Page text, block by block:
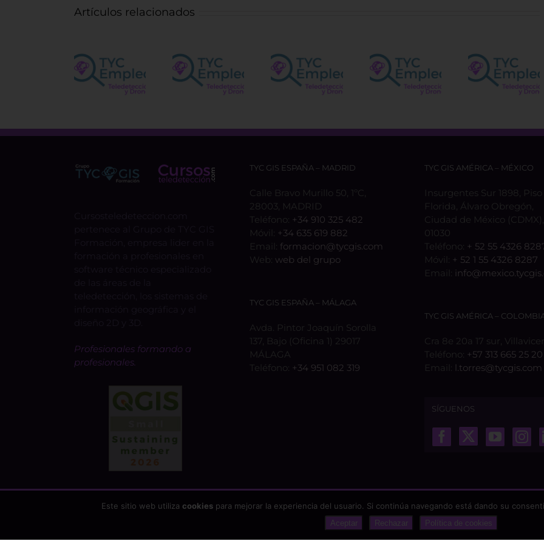
Artículos relacionados
Ingeniero
control
obra
Operador
de
Ingeniero/a
Agrícola
Spatial
Technical
para el
Centro
Profesionales formando a
profesionales.
TYC GIS ESPAÑA – MADRID
Calle Bravo Murillo 50, 1ºC,
28003, MADRID
Teléfono: +34 910 325 482
Móvil: +34 635 619 882
Email: formacion@tycgis.com
Web: web del grupo
TYC GIS ESPAÑA – MÁLAGA
Avda. Pintor Joaquín Sorolla
137, Bajo (Oficina 1) 29017
MÁLAGA
Teléfono: +34 951 082 319
TYC GIS AMÉRICA – MÉXICO
Insurgentes Sur 1898, Piso
Florida, Álvaro Obregón,
Ciudad de México
01030
Teléfono: + 52 55 4326
Móvil: + 52 1 55 4326 8287
Email:
TYC GIS AMÉRICA –
Cra 8e 20a 17 sur,
Teléfono: +57 313 665 25 20
Email: l.torres@tycgis.com
SÍGUENOS
Copyright 2026 - TYC GIS Soluciones Integrales SL | Todos los derechos reservados |Aviso Legal |Protección de datos
Este sitio web utiliza cookies para mejorar la experiencia del usuario. Si continúa navegando está dando su
Aceptar Rechazar Política de cookies